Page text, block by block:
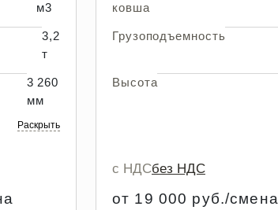
м3
3,2
т
3 260
мм
Раскрыть
ковша
Грузоподъемность
Высота
с НДСбез НДС
от 19 000 руб./смена